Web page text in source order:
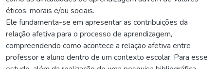
éticos, morais e/ou sociais.
Ele fundamenta-se em apresentar as contribuições da
relação afetiva para o processo de aprendizagem,
compreendendo como acontece a relação afetiva entre
professor e aluno dentro de um contexto escolar. Para esse